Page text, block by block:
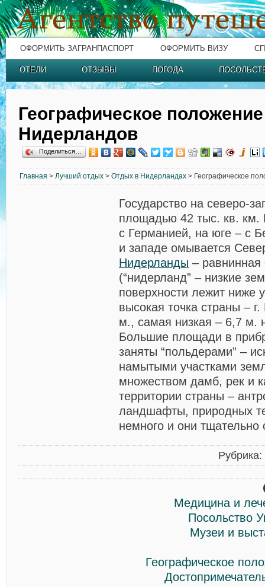
ОФОРМИТЬ ЗАГРАНПАСПОРТ ОФОРМИТЬ ВИЗУ
ОТЕЛИ ОТЗЫВЫ ПОГОДА
Географическое положение
Нидерландов
Поделиться…
Главная > Лучший отдых > Отдых в Нидерландах > Географическое
Государство на северо-
площадью 42 тыс. кв. км.
с Германией, на юге – с
и западе омывается
Нидерланды – равнинная
(“нидерланд” – низкие
поверхности лежит ниже
высокая точка страны –
м., самая низкая – 6,7 м.
Большие площади в
заняты “польдерами” –
намытыми участками
множеством дамб, рек и
территории страны –
ландшафты, природных
немного и они тщательно
Рубрика:
Медицина и
Посольство
Музеи и
Географическое